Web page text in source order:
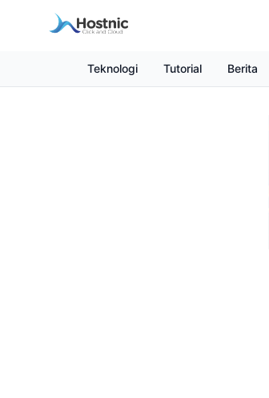
Teknologi Tutorial Berita